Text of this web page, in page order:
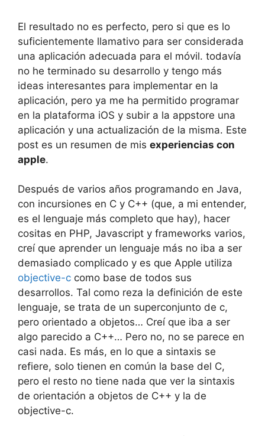
El resultado no es perfecto, pero si que es lo
suficientemente llamativo para ser considerada
una aplicación adecuada para el móvil. todavía
no he terminado su desarrollo y tengo más
ideas interesantes para implementar en la
aplicación, pero ya me ha permitido programar
en la plataforma iOS y subir a la appstore una
aplicación y una actualización de la misma. Este
post es un resumen de mis experiencias con
apple.
Después de varios años programando en Java,
con incursiones en C y C++ (que, a mi entender,
es el lenguaje más completo que hay), hacer
cositas en PHP, Javascript y frameworks varios,
creí que aprender un lenguaje más no iba a ser
demasiado complicado y es que Apple utiliza
objective-c como base de todos sus
desarrollos. Tal como reza la definición de este
lenguaje, se trata de un superconjunto de c,
pero orientado a objetos… Creí que iba a ser
algo parecido a C++… Pero no, no se parece en
casi nada. Es más, en lo que a sintaxis se
refiere, solo tienen en común la base del C,
pero el resto no tiene nada que ver la sintaxis
de orientación a objetos de C++ y la de
objective-c.